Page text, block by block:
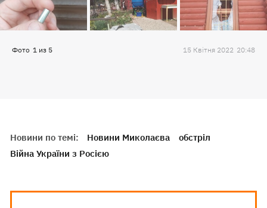
Фото 1 из 5 15 Квiтня 2022 20:48
Новини по темі: Новини Миколаєва
обстріл
Війна України з Росією